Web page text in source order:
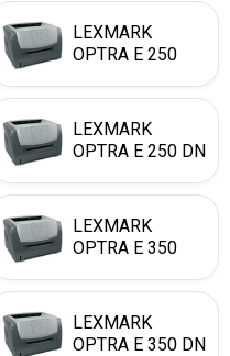
LEXMARK
OPTRA E 250
LEXMARK
OPTRA E 250 DN
LEXMARK
OPTRA E 350
LEXMARK
OPTRA E 350 DN